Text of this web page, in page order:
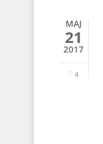
MAJ
21
2017
4